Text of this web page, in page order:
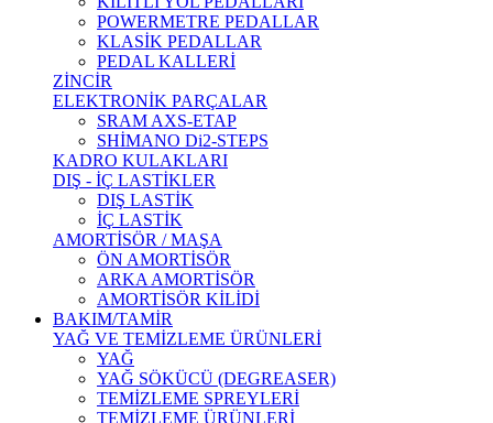
POWERMETRE PEDALLAR
KLASİK PEDALLAR
PEDAL KALLERİ
ZİNCİR
ELEKTRONİK PARÇALAR
SRAM AXS-ETAP
SHİMANO Di2-STEPS
KADRO KULAKLARI
DIŞ - İÇ LASTİKLER
DIŞ LASTİK
İÇ LASTİK
AMORTİSÖR / MAŞA
ÖN AMORTİSÖR
ARKA AMORTİSÖR
AMORTİSÖR KİLİDİ
BAKIM/TAMİR
YAĞ VE TEMİZLEME ÜRÜNLERİ
YAĞ
YAĞ SÖKÜCÜ (DEGREASER)
TEMİZLEME SPREYLERİ
TEMİZLEME ÜRÜNLERİ